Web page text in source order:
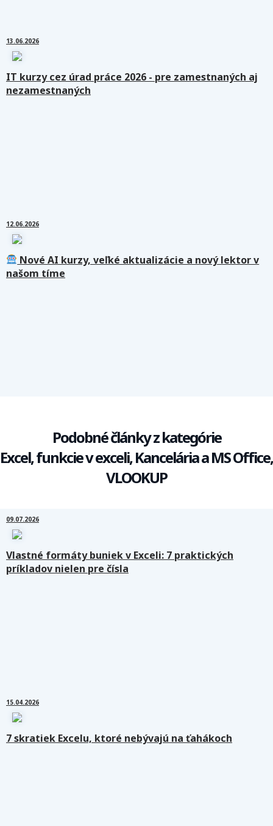
13.06.2026
IT kurzy cez úrad práce 2026 - pre zamestnaných aj
nezamestnaných
12.06.2026
Nové AI kurzy, veľké aktualizácie a nový lektor v
našom tíme
Podobné články z kategórie
Excel, funkcie v exceli, Kancelária a MS Office,
VLOOKUP
09.07.2026
Vlastné formáty buniek v Exceli: 7 praktických
príkladov nielen pre čísla
15.04.2026
7 skratiek Excelu, ktoré nebývajú na ťahákoch